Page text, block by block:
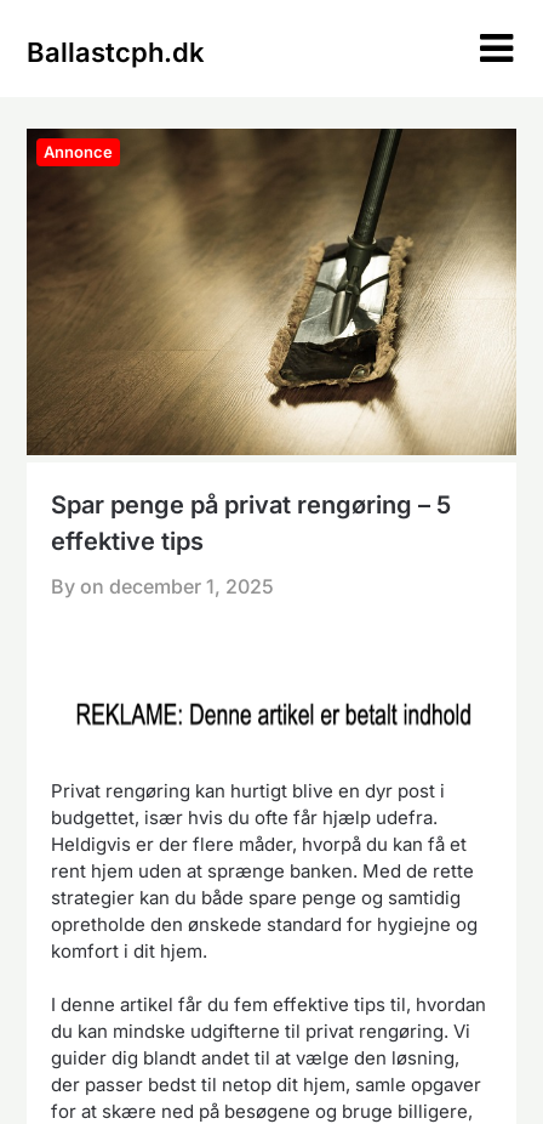
Ballastcph.dk
Annonce
Spar penge på privat rengøring – 5
effektive tips
By ondecember 1, 2025
Privat rengøring kan hurtigt blive en dyr post i
budgettet, især hvis du ofte får hjælp udefra.
Heldigvis er der flere måder, hvorpå du kan få et
rent hjem uden at sprænge banken. Med de rette
strategier kan du både spare penge og samtidig
opretholde den ønskede standard for hygiejne og
komfort i dit hjem.
I denne artikel får du fem effektive tips til, hvordan
du kan mindske udgifterne til privat rengøring. Vi
guider dig blandt andet til at vælge den løsning,
der passer bedst til netop dit hjem, samle opgaver
for at skære ned på besøgene og bruge billigere,